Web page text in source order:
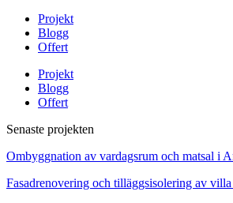
Projekt
Blogg
Offert
Projekt
Blogg
Offert
Senaste projekten
Ombyggnation av vardagsrum och matsal i
Fasadrenovering och tilläggsisolering av